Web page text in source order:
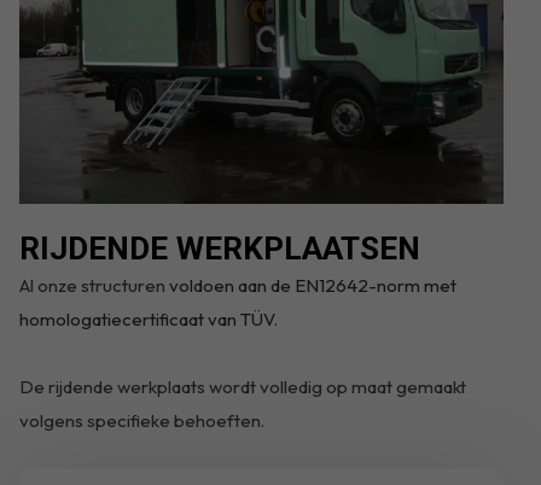
RIJDENDE WERKPLAATSEN
Al onze structurenvoldoen aan de EN12642-norm met
homologatiecertificaat van TÜV.
De rijdende werkplaats wordt volledig op maat gemaakt
volgens specifieke behoeften.